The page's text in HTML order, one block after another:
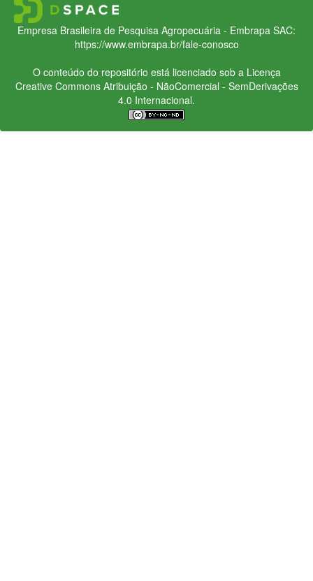
Empresa Brasileira de Pesquisa Agropecuária - Embrapa SAC:
https://www.embrapa.br/fale-conosco
O conteúdo do repositório está licenciado sob a Licença
Creative CommonsAtribuição - NãoComercial - SemDerivações
4.0 Internacional.